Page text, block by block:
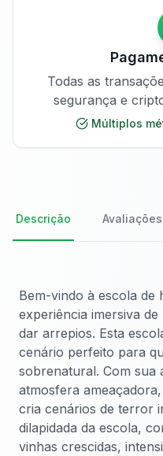
Todas as
segurança e
Múltiplos
Descrição Avaliações
Bem-vindo à escola
experiência imersiva
dar arrepios. Esta
cenário perfeito para
sobrenatural. Com sua
atmosfera
cria cenários de terror
dilapidada da escola,
vinhas crescidas,